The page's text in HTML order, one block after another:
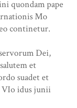
quondam pape
Mo
continetur.
Dei,
et
suadet et
idus junii